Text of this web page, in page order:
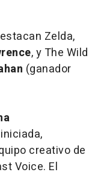
Zelda,
, y The Wild
(ganador
creativo de
Voice. El